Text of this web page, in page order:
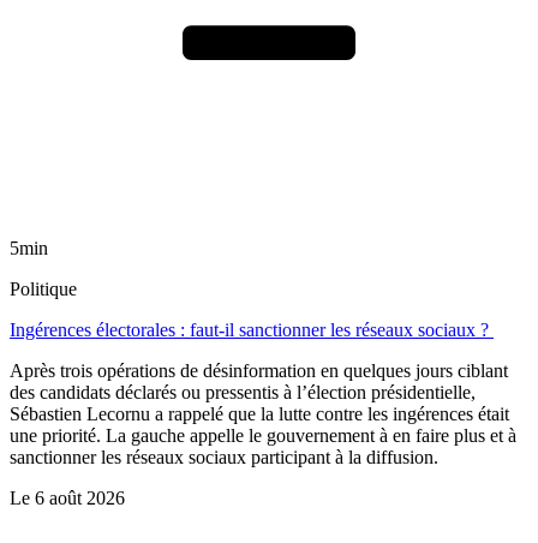
5min
Politique
Ingérences électorales : faut-il sanctionner les réseaux sociaux ?
Après trois opérations de désinformation en quelques jours ciblant
des candidats déclarés ou pressentis à l’élection présidentielle,
Sébastien Lecornu a rappelé que la lutte contre les ingérences était
une priorité. La gauche appelle le gouvernement à en faire plus et à
sanctionner les réseaux sociaux participant à la diffusion.
Le 6 août 2026